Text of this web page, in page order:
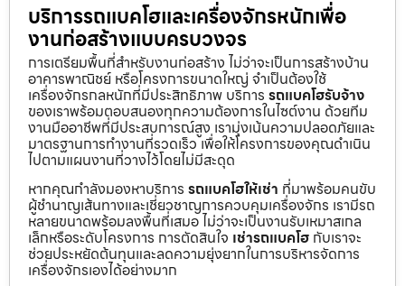
บริการรถแบคโฮและเครื่องจักรหนักเพื่อ
งานก่อสร้างแบบครบวงจร
การเตรียมพื้นที่สำหรับงานก่อสร้าง ไม่ว่าจะเป็นการสร้างบ้าน
อาคารพาณิชย์ หรือโครงการขนาดใหญ่ จำเป็นต้องใช้
เครื่องจักรกลหนักที่มีประสิทธิภาพ บริการ รถแบคโฮรับจ้าง
ของเราพร้อมตอบสนองทุกความต้องการในไซต์งาน ด้วยทีม
งานมืออาชีพที่มีประสบการณ์สูง เรามุ่งเน้นความปลอดภัยและ
มาตรฐานการทำงานที่รวดเร็ว เพื่อให้โครงการของคุณดำเนิน
ไปตามแผนงานที่วางไว้โดยไม่มีสะดุด
หากคุณกำลังมองหาบริการ รถแบคโฮให้เช่า ที่มาพร้อมคนขับ
ผู้ชำนาญเส้นทางและเชี่ยวชาญการควบคุมเครื่องจักร เรามีรถ
หลายขนาดพร้อมลงพื้นที่เสมอ ไม่ว่าจะเป็นงานรับเหมาสเกล
เล็กหรือระดับโครงการ การตัดสินใจ เช่ารถแบคโฮ กับเราจะ
ช่วยประหยัดต้นทุนและลดความยุ่งยากในการบริหารจัดการ
เครื่องจักรเองได้อย่างมาก